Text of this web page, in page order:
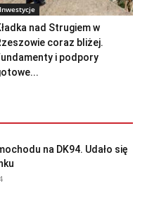
Inwestycje
nad Strugiem w
coraz bliżej.
i podpory
na DK94. Udało się